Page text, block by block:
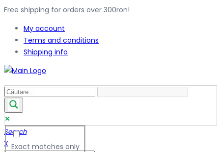
Free shipping for orders over 300ron!
My account
Terms and conditions
Shipping info
Exact matches only
Search
X